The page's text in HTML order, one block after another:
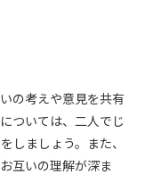
の考えや意見を共有
ついては、二人でじ
しましょう。また、
互いの理解が深ま